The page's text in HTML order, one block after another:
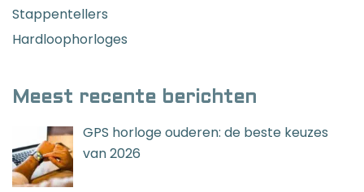
Stappentellers
Hardloophorloges
Meest recente berichten
GPS horloge ouderen: de beste keuzes
van 2026